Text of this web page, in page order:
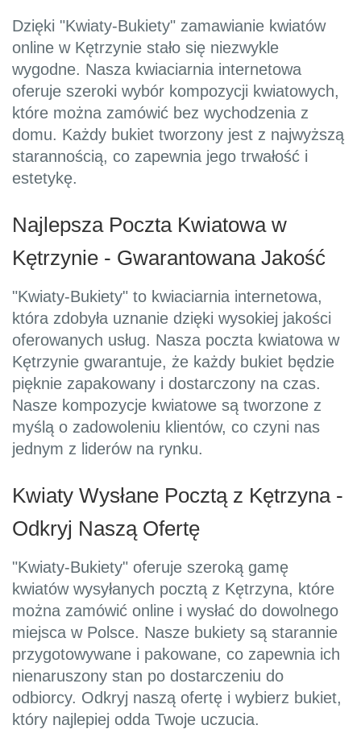
Dzięki "Kwiaty-Bukiety" zamawianie kwiatów
online w Kętrzynie stało się niezwykle
wygodne. Nasza kwiaciarnia internetowa
oferuje szeroki wybór kompozycji kwiatowych,
które można zamówić bez wychodzenia z
domu. Każdy bukiet tworzony jest z najwyższą
starannością, co zapewnia jego trwałość i
estetykę.
Najlepsza Poczta Kwiatowa w
Kętrzynie - Gwarantowana Jakość
"Kwiaty-Bukiety" to kwiaciarnia internetowa,
która zdobyła uznanie dzięki wysokiej jakości
oferowanych usług. Nasza poczta kwiatowa w
Kętrzynie gwarantuje, że każdy bukiet będzie
pięknie zapakowany i dostarczony na czas.
Nasze kompozycje kwiatowe są tworzone z
myślą o zadowoleniu klientów, co czyni nas
jednym z liderów na rynku.
Kwiaty Wysłane Pocztą z Kętrzyna -
Odkryj Naszą Ofertę
"Kwiaty-Bukiety" oferuje szeroką gamę
kwiatów wysyłanych pocztą z Kętrzyna, które
można zamówić online i wysłać do dowolnego
miejsca w Polsce. Nasze bukiety są starannie
przygotowywane i pakowane, co zapewnia ich
nienaruszony stan po dostarczeniu do
odbiorcy. Odkryj naszą ofertę i wybierz bukiet,
który najlepiej odda Twoje uczucia.